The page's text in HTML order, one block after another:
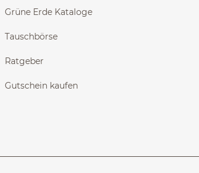
Grüne Erde Kataloge
Tauschbörse
Ratgeber
Gutschein kaufen